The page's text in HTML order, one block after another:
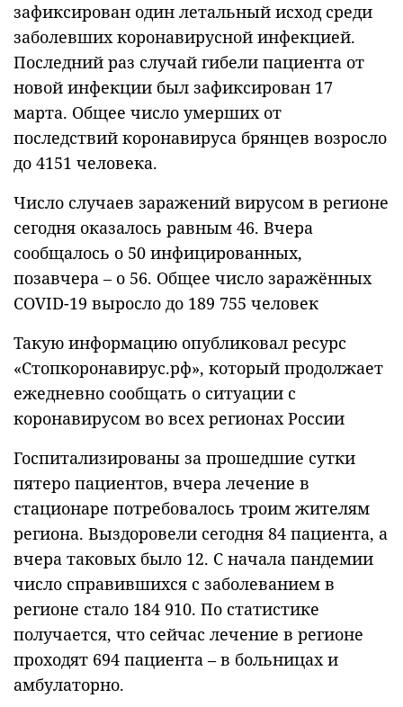
зафиксирован один летальный исход среди
заболевших коронавирусной инфекцией.
Последний раз случай гибели пациента от
новой инфекции был зафиксирован 17
марта. Общее число умерших от
последствий коронавируса брянцев возросло
до 4151 человека.
Число случаев заражений вирусом в регионе
сегодня оказалось равным 46. Вчера
сообщалось о 50 инфицированных,
позавчера – о 56. Общее число заражённых
COVID-19 выросло до 189 755 человек
Такую информацию опубликовал ресурс
«Cтопкоронавирус.рф», который продолжает
ежедневно сообщать о ситуации с
коронавирусом во всех регионах России
Госпитализированы за прошедшие сутки
пятеро пациентов, вчера лечение в
стационаре потребовалось троим жителям
региона. Выздоровели сегодня 84 пациента, а
вчера таковых было 12. С начала пандемии
число справившихся с заболеванием в
регионе стало 184 910. По статистике
получается, что сейчас лечение в регионе
проходят 694 пациента – в больницах и
амбулаторно.